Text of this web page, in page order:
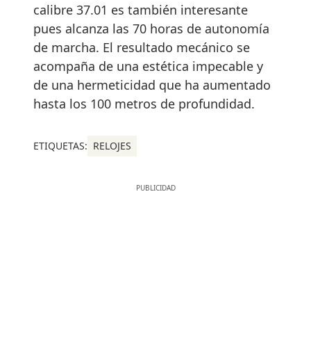
calibre 37.01 es también interesante
pues alcanza las 70 horas de autonomía
de marcha. El resultado mecánico se
acompaña de una estética impecable y
de una hermeticidad que ha aumentado
hasta los 100 metros de profundidad.
ETIQUETAS: RELOJES